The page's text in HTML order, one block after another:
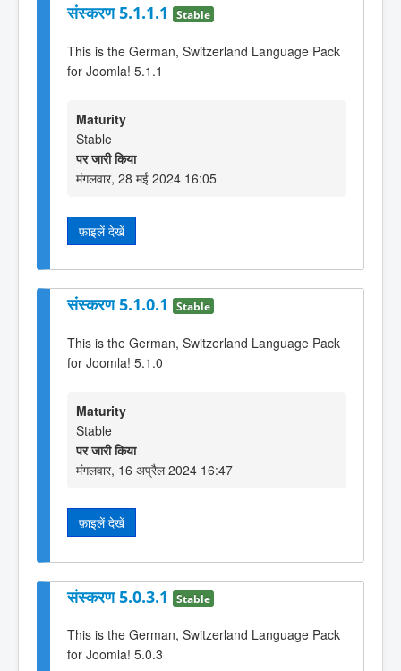
संस्करण 5.1.1.1 Stable
This is the German, Switzerland Language Pack
for Joomla! 5.1.1
Maturity
Stable
पर जारी किया
मंगलवार, 28 मई 2024 16:05
फ़ाइलें देखें
संस्करण 5.1.0.1 Stable
This is the German, Switzerland Language Pack
for Joomla! 5.1.0
Maturity
Stable
पर जारी किया
मंगलवार, 16 अप्रैल 2024 16:47
फ़ाइलें देखें
संस्करण 5.0.3.1 Stable
This is the German, Switzerland Language Pack
for Joomla! 5.0.3